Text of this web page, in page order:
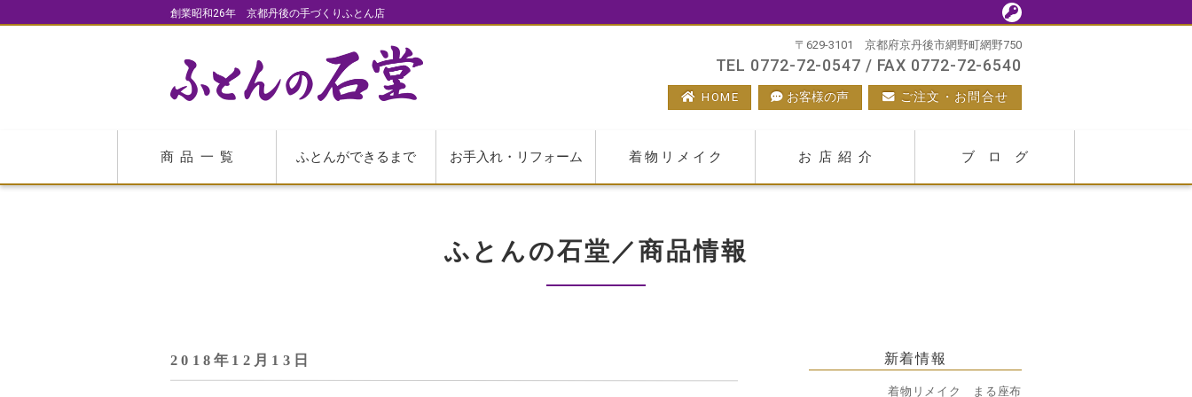
創業昭和26年 京都丹後の手づくりふとん店
〒629-3101 京都府京丹後市網野町網野750
TEL 0772-72-0547 / FAX 0772-72-6540
HOME お客様の声 ご注文・お問合せ
商品一覧 ふとんができるまで お手入れ・リフォーム 着物リメイク お店紹介 ブログ
ふとんの石堂／商品情報
2018年12月13日 新着情報
着物リメイク まる座布